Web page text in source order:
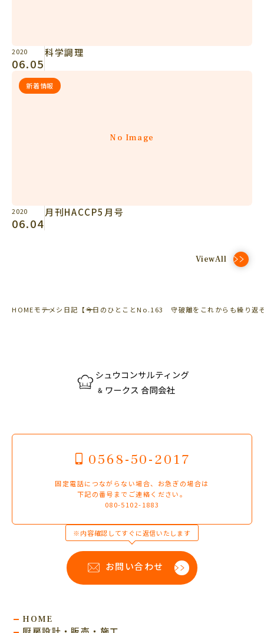
2020
06.05
科学調理
No Image
新着情報
2020
06.04
月刊HACCP5月号
ViewAll
HOMEモテメシ日記 【今日のひとことNo.163 守破離をこれからも繰り返
0568-50-2017
固定電話につながらない場合、お急ぎの場合は
下記の番号までご連絡ください。
080-5102-1883
※内容確認してすぐに返信いたします
お問い合わせ
HOME